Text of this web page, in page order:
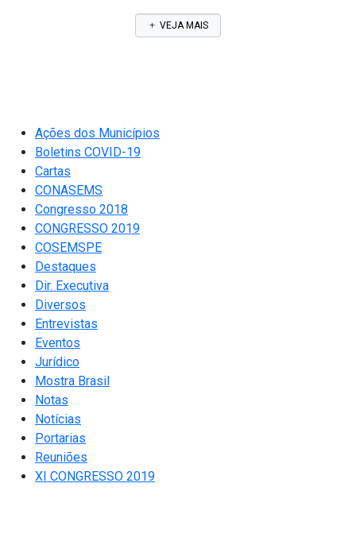
VEJA MAIS
Ações dos Municípios
Boletins COVID-19
Cartas
CONASEMS
Congresso 2018
CONGRESSO 2019
COSEMSPE
Destaques
Dir. Executiva
Diversos
Entrevistas
Eventos
Jurídico
Mostra Brasil
Notas
Notícias
Portarias
Reuniões
XI CONGRESSO 2019